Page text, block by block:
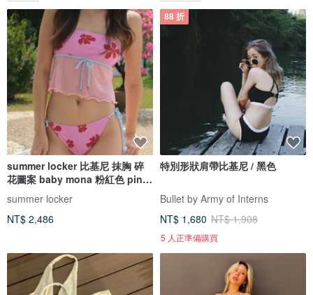
summer locker 比基尼 抹胸 碎
花圖案 baby mona 粉紅色 pink
summer locker
NT$ 2,486
88 折
特別形狀肩帶比基尼 / 黑色
Bullet by Army of Interns
NT$ 1,680 NT$ 1,908
5 人正準備購買